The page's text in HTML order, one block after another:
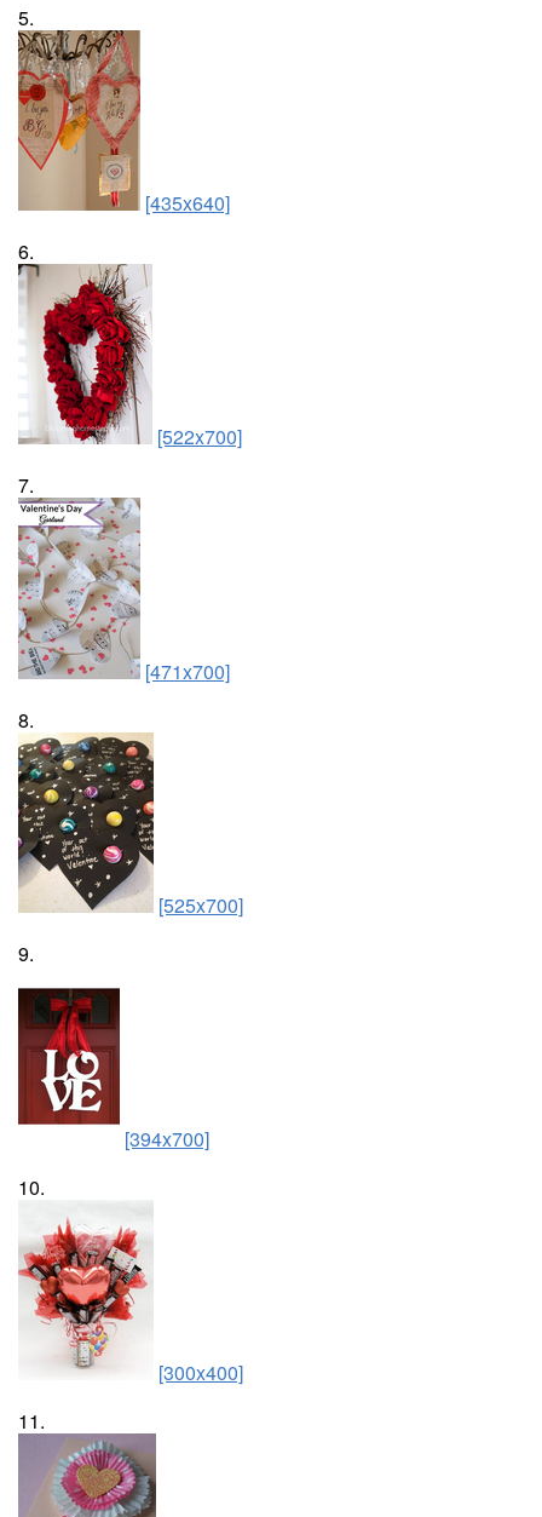
5.
[435x640]
6.
[522x700]
7.
[471x700]
8.
[525x700]
9.
[394x700]
10.
[300x400]
11.